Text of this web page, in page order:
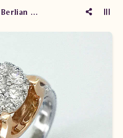
Sold-Cincin Berlian Wanita AMW.R7074B sLEN